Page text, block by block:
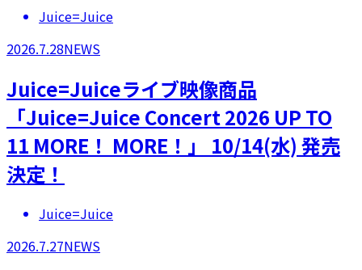
Juice=Juice
2026.7.28NEWS
Juice=Juiceライブ映像商品
「Juice=Juice Concert 2026 UP TO
11 MORE！ MORE！」 10/14(水) 発売
決定！
Juice=Juice
2026.7.27NEWS